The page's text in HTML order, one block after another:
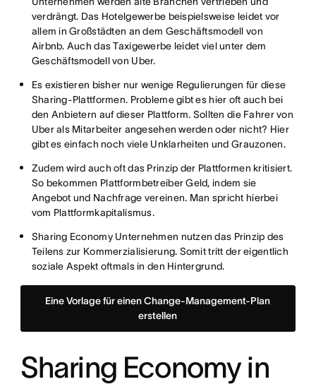
verdrängt. Das Hotelgewerbe beispielsweise leidet vor
allem in Großstädten an dem Geschäftsmodell von
Airbnb. Auch das Taxigewerbe leidet viel unter dem
Geschäftsmodell von Uber.
Es existieren bisher nur wenige Regulierungen für diese
Sharing-Plattformen. Probleme gibt es hier oft auch bei
den Anbietern auf dieser Plattform. Sollten die Fahrer von
Uber als Mitarbeiter angesehen werden oder nicht? Hier
gibt es einfach noch viele Unklarheiten und Grauzonen.
Zudem wird auch oft das Prinzip der Plattformen kritisiert.
So bekommen Plattformbetreiber Geld, indem sie
Angebot und Nachfrage vereinen. Man spricht hierbei
vom Plattformkapitalismus.
Sharing Economy Unternehmen nutzen das Prinzip des
Teilens zur Kommerzialisierung. Somit tritt der eigentlich
soziale Aspekt oftmals in den Hintergrund.
Eine Vorlage für einen Change-Management-Plan
erstellen
Sharing Economy in